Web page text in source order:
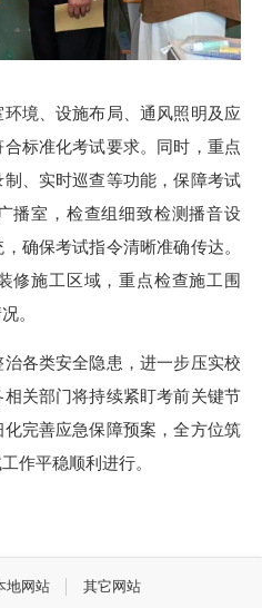
境、设施布局、通风照明及应
标准化考试要求。同时，重点
、实时巡查等功能，保障考试
播室，检查组细致检测播音设
确保考试指令清晰准确传达。
修施工区域，重点检查施工围
。
各类安全隐患，进一步压实校
关部门将持续紧盯考前关键节
完善应急保障预案，全方位筑
作平稳顺利进行。
地网站 其它网站